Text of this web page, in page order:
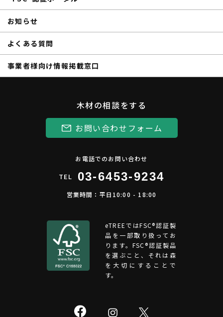
お知らせ
よくある質問
事業者様向け情報掲載窓口
木材の相談をする
お問い合わせフォーム
お電話でのお問い合わせ
TEL 03-6453-9234
営業時間：平日10:00 - 18:00
eTREEではFSC®︎認証製
品を一部取り扱ってお
ります。FSC®認証製品
を選ぶこと、それは森
を大切にすることで
す。